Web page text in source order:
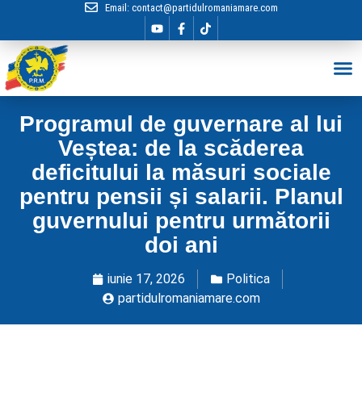
Email: contact@partidulromaniamare.com
Programul de guvernare al lui
Veștea: de la scăderea
deficitului la măsuri sociale
pentru pensii și salarii. Planul
guvernului pentru următorii
doi ani
iunie 17, 2026
Politica
partidulromaniamare.com